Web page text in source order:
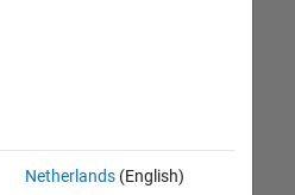
Netherlands(English)